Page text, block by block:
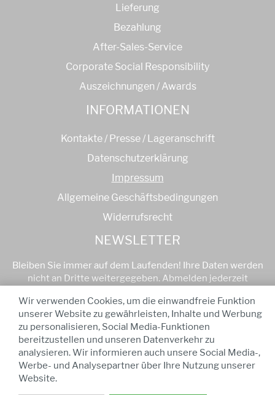
Wir verwenden Cookies, um die einwandfreie Funktion
unserer Website zu gewährleisten, Inhalte und Werbung
zu personalisieren, Social Media-Funktionen
bereitzustellen und unseren Datenverkehr zu
analysieren. Wir informieren auch unsere Social Media-,
Werbe- und Analysepartner über Ihre Nutzung unserer
Website.
Lieferung
Bezahlung
After-Sales-Service
Corporate Social Responsibility
Auszeichnungen / Awards
INFORMATIONEN
Kontakte / Presse / Lageranschrift
Datenschutzerklärung
Impressum
Allgemeine Geschäftsbedingungen
Widerrufsrecht
NEWSLETTER
Bleiben Sie immer auf dem Laufenden! Ihre Daten werden
nicht an Dritte weitergegeben. Abmelden jederzeit
Anmelden
* Alle Preise sind inkl. MwSt- Ab einem Bestellwert von
75,00 € kostenfreier Versand!